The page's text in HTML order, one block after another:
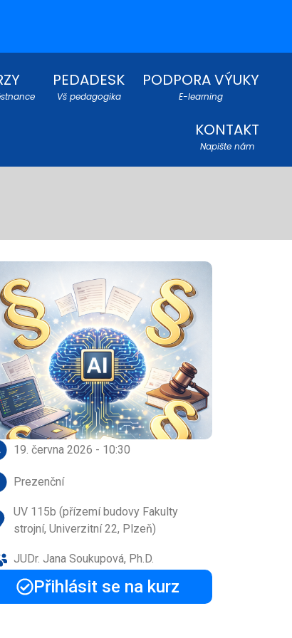
PEDADESK
Vš pedagogika
PODPORA VÝUKY
E-learning
KONTAKT
Napište nám
19. června 2026 - 10:30
Prezenční
UV 115b (přízemí budovy Fakulty
strojní, Univerzitní 22, Plzeň)
JUDr. Jana Soukupová, Ph.D.
Přihlásit se na kurz